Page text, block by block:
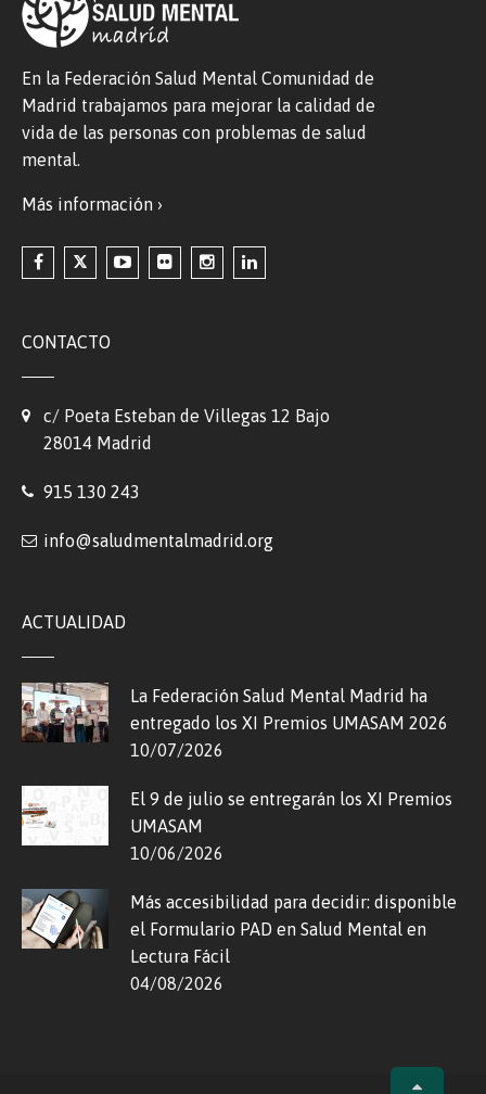
En la Federación Salud Mental Comunidad de
Madrid trabajamos para mejorar la calidad de
vida de las personas con problemas de salud
mental.
Más información ›
CONTACTO
c/ Poeta Esteban de Villegas 12 Bajo
28014 Madrid
915 130 243
info@saludmentalmadrid.org
ACTUALIDAD
La Federación Salud Mental Madrid ha
entregado los XI Premios UMASAM 2026
10/07/2026
El 9 de julio se entregarán los XI Premios
UMASAM
10/06/2026
Más accesibilidad para decidir: disponible
el Formulario PAD en Salud Mental en
Lectura Fácil
04/08/2026